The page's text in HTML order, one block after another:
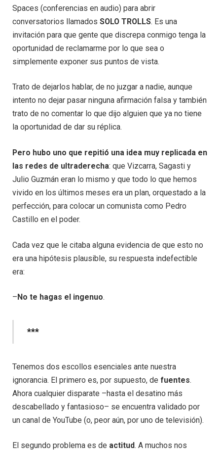
Spaces (conferencias en audio) para abrir
conversatorios llamados SOLO TROLLS. Es una
invitación para que gente que discrepa conmigo tenga la
oportunidad de reclamarme por lo que sea o
simplemente exponer sus puntos de vista.
Trato de dejarlos hablar, de no juzgar a nadie, aunque
intento no dejar pasar ninguna afirmación falsa y también
trato de no comentar lo que dijo alguien que ya no tiene
la oportunidad de dar su réplica.
Pero hubo uno que repitió una idea muy replicada en
las redes de ultraderecha: que Vizcarra, Sagasti y
Julio Guzmán eran lo mismo y que todo lo que hemos
vivido en los últimos meses era un plan, orquestado a la
perfección, para colocar un comunista como Pedro
Castillo en el poder.
Cada vez que le citaba alguna evidencia de que esto no
era una hipótesis plausible, su respuesta indefectible
era:
–No te hagas el ingenuo.
***
Tenemos dos escollos esenciales ante nuestra
ignorancia. El primero es, por supuesto, de fuentes.
Ahora cualquier disparate –hasta el desatino más
descabellado y fantasioso– se encuentra validado por
un canal de YouTube (o, peor aún, por uno de televisión).
El segundo problema es de actitud. A muchos nos